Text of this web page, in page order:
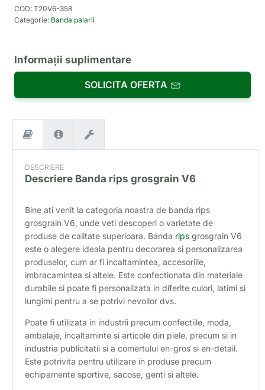
COD: T20V6-358
Categorie: Banda palarii
Informații suplimentare
SOLICITA OFERTA
DESCRIERE
Descriere Banda rips grosgrain V6
Bine ati venit la categoria noastra de banda rips
grosgrain V6, unde veti descoperi o varietate de
produse de calitate superioara. Banda rips grosgrain V6
este o alegere ideala pentru decorarea si personalizarea
produselor, cum ar fi incaltamintea, accesoriile,
imbracamintea si altele. Este confectionata din materiale
durabile si poate fi personalizata in diferite culori, latimi si
lungimi pentru a se potrivi nevoilor dvs.
Poate fi utilizata in industrii precum confectiile, moda,
ambalaje, incaltaminte si articole din piele, precum si in
industria publicitatii si a comertului en-gros si en-detail.
Este potrivita pentru utilizare in produse precum
echipamente sportive, sacose, genti si altele.